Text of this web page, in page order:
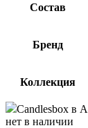
Состав
Бренд
Коллекция
Candlesbox в
нет в наличии